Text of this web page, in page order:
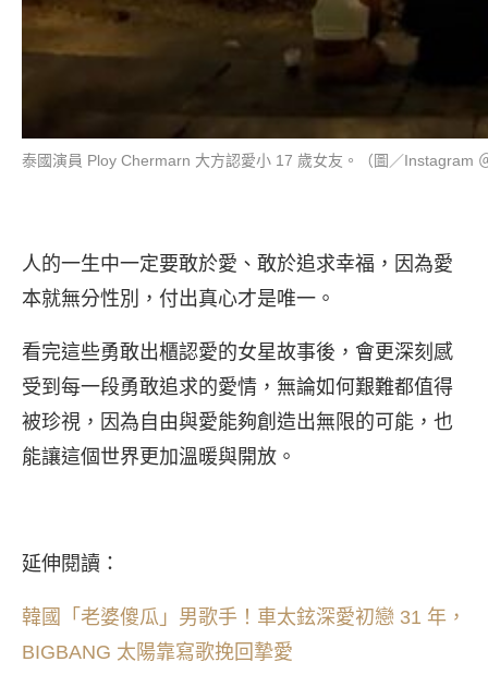
泰國演員 Ploy Chermarn 大方認愛小 17 歲女友。（圖／Instagram
人的一生中一定要敢於愛、敢於追求幸福，因為愛
本就無分性別，付出真心才是唯一。
看完這些勇敢出櫃認愛的女星故事後，會更深刻感
受到每一段勇敢追求的愛情，無論如何艱難都值得
被珍視，因為自由與愛能夠創造出無限的可能，也
能讓這個世界更加溫暖與開放。
延伸閱讀：
韓國「老婆傻瓜」男歌手！車太鉉深愛初戀 31 年，
BIGBANG 太陽靠寫歌挽回摯愛